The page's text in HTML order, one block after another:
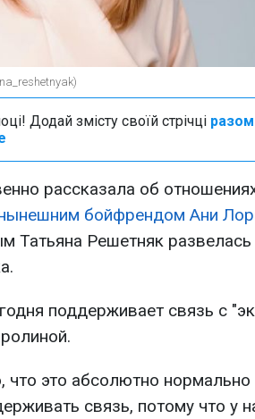
Додай змісту своїй стрічці
рассказала об
бойфрендом Ани
Татьяна Решетняк
поддерживает связь с
это абсолютно
связь, потому что у